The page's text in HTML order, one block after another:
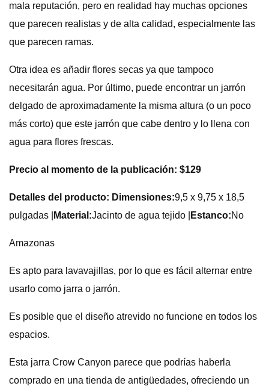
mala reputación, pero en realidad hay muchas opciones
que parecen realistas y de alta calidad, especialmente las
que parecen ramas.
Otra idea es añadir flores secas ya que tampoco
necesitarán agua. Por último, puede encontrar un jarrón
delgado de aproximadamente la misma altura (o un poco
más corto) que este jarrón que cabe dentro y lo llena con
agua para flores frescas.
Precio al momento de la publicación: $129
Detalles del producto: Dimensiones:9,5 x 9,75 x 18,5
pulgadas |
Material:Jacinto de agua tejido | Estanco:No
Amazonas
Es apto para lavavajillas, por lo que es fácil alternar entre
usarlo como jarra o jarrón.
Es posible que el diseño atrevido no funcione en todos los
espacios.
Esta jarra Crow Canyon parece que podrías haberla
comprado en una tienda de antigüedades, ofreciendo un